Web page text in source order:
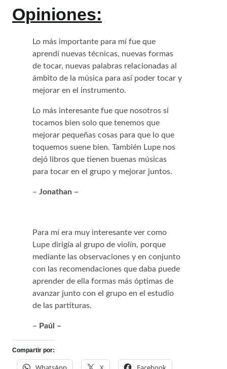
Opiniones:
Lo más importante para mí fue que
aprendí nuevas técnicas, nuevas formas
de tocar, nuevas palabras relacionadas al
ámbito de la música para así poder tocar y
mejorar en el instrumento.
Lo más interesante fue que nosotros si
tocamos bien solo que tenemos que
mejorar pequeñas cosas para que lo que
toquemos suene bien. También Lupe nos
dejó libros que tienen buenas músicas
para tocar en el grupo y mejorar juntos.
– Jonathan –
Para mí era muy interesante ver como
Lupe dirigía al grupo de violín, porque
mediante las observaciones y en conjunto
con las recomendaciones que daba puede
aprender de ella formas más óptimas de
avanzar junto con el grupo en el estudio
de las partituras.
– Paúl –
Compartir por: